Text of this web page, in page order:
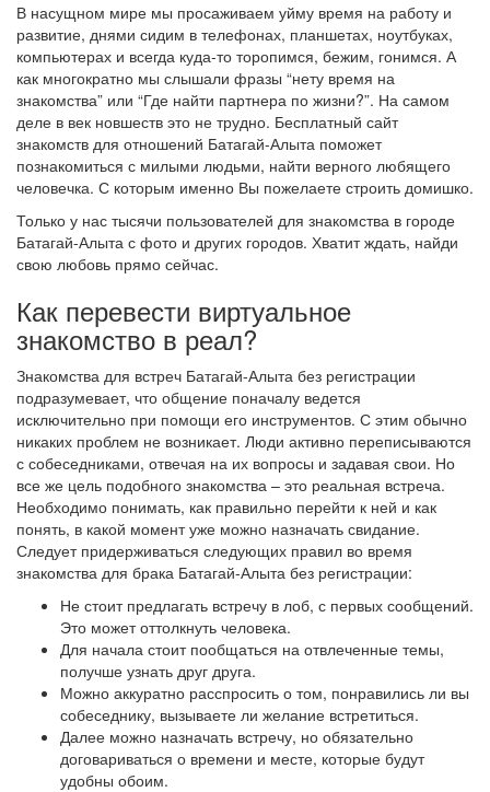
В насущном мире мы просаживаем уйму время на работу и
развитие, днями сидим в телефонах, планшетах, ноутбуках,
компьютерах и всегда куда-то торопимся, бежим, гонимся. А
как многократно мы слышали фразы “нету время на
знакомства” или “Где найти партнера по жизни?”. На самом
деле в век новшеств это не трудно. Бесплатный сайт
знакомств для отношений Батагай-Алыта поможет
познакомиться с милыми людьми, найти верного любящего
человечка. С которым именно Вы пожелаете строить домишко.
Только у нас тысячи пользователей для знакомства в городе
Батагай-Алыта с фото и других городов. Хватит ждать, найди
свою любовь прямо сейчас.
Как перевести виртуальное
знакомство в реал?
Знакомства для встреч Батагай-Алыта без регистрации
подразумевает, что общение поначалу ведется
исключительно при помощи его инструментов. С этим обычно
никаких проблем не возникает. Люди активно переписываются
с собеседниками, отвечая на их вопросы и задавая свои. Но
все же цель подобного знакомства – это реальная встреча.
Необходимо понимать, как правильно перейти к ней и как
понять, в какой момент уже можно назначать свидание.
Следует придерживаться следующих правил во время
знакомства для брака Батагай-Алыта без регистрации:
Не стоит предлагать встречу в лоб, с первых сообщений.
Это может оттолкнуть человека.
Для начала стоит пообщаться на отвлеченные темы,
получше узнать друг друга.
Можно аккуратно расспросить о том, понравились ли вы
собеседнику, вызываете ли желание встретиться.
Далее можно назначать встречу, но обязательно
договариваться о времени и месте, которые будут
удобны обоим.